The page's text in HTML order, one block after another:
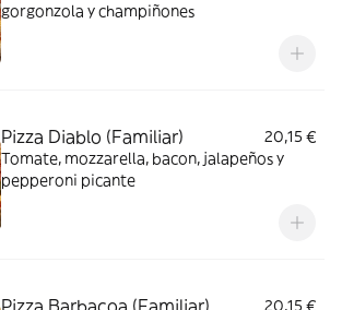
gorgonzola y champiñones
Pizza Diablo (Familiar)
20,15 €
Tomate, mozzarella, bacon, jalapeños y
pepperoni picante
Pizza Barbacoa (Familiar)
20,15 €